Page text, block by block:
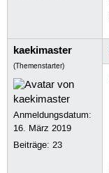
kaekimaster
(Themenstarter)
Anmeldungsdatum:
16. März 2019
Beiträge:23